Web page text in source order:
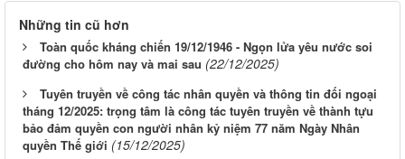
Những tin cũ hơn
Toàn quốc kháng chiến 19/12/1946 - Ngọn lửa yêu nước soi
đường cho hôm nay và mai sau (22/12/2025)
Tuyên truyền về công tác nhân quyền và thông tin đối ngoại
tháng 12/2025: trọng tâm là công tác tuyên truyền về thành tựu
bảo đảm quyền con người nhân kỷ niệm 77 năm Ngày Nhân
quyền Thế giới (15/12/2025)